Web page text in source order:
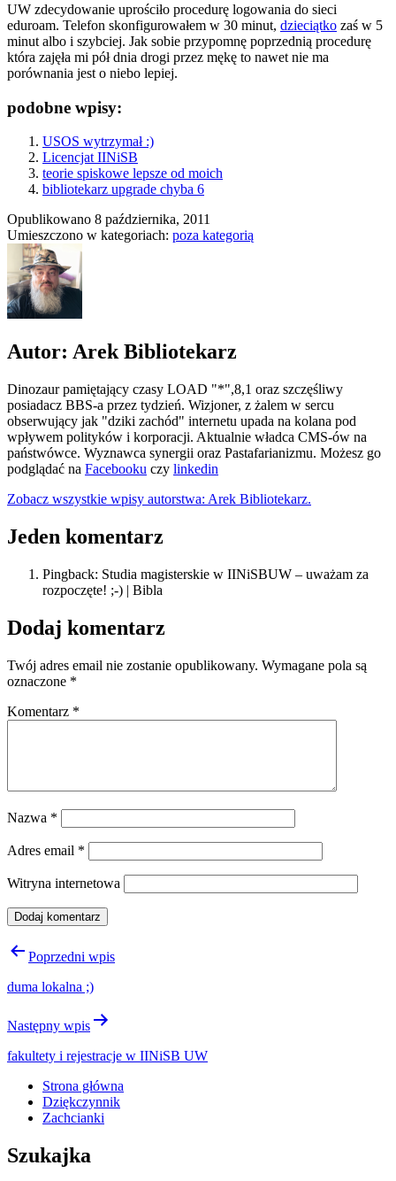
UW zdecydowanie uprościło procedurę logowania do sieci
eduroam. Telefon skonfigurowałem w 30 minut, dzieciątko zaś w 5
minut albo i szybciej. Jak sobie przypomnę poprzednią procedurę
która zajęła mi pół dnia drogi przez mękę to nawet nie ma
porównania jest o niebo lepiej.
podobne wpisy:
USOS wytrzymał :)
Licencjat IINiSB
teorie spiskowe lepsze od moich
bibliotekarz upgrade chyba 6
Opublikowano 8 października, 2011
Umieszczono w kategoriach: poza kategorią
Autor: Arek Bibliotekarz
Dinozaur pamiętający czasy LOAD "*",8,1 oraz szczęśliwy
posiadacz BBS-a przez tydzień. Wizjoner, z żalem w sercu
obserwujący jak "dziki zachód" internetu upada na kolana pod
wpływem polityków i korporacji. Aktualnie władca CMS-ów na
państwówce. Wyznawca synergii oraz Pastafarianizmu. Możesz go
podglądać na Facebooku czy linkedin
Zobacz wszystkie wpisy autorstwa: Arek Bibliotekarz.
Jeden komentarz
Pingback: Studia magisterskie w IINiSBUW – uważam za
rozpoczęte! ;-) | Bibla
Dodaj komentarz
Twój adres email nie zostanie opublikowany. Wymagane pola są
oznaczone *
Komentarz *
Nazwa *
Adres email *
Witryna internetowa
Nawigacja
Poprzedni wpis
duma lokalna ;)
Następny wpis
fakultety i rejestracje w IINiSB UW
Strona główna
Dziękczynnik
Zachcianki
Szukajka